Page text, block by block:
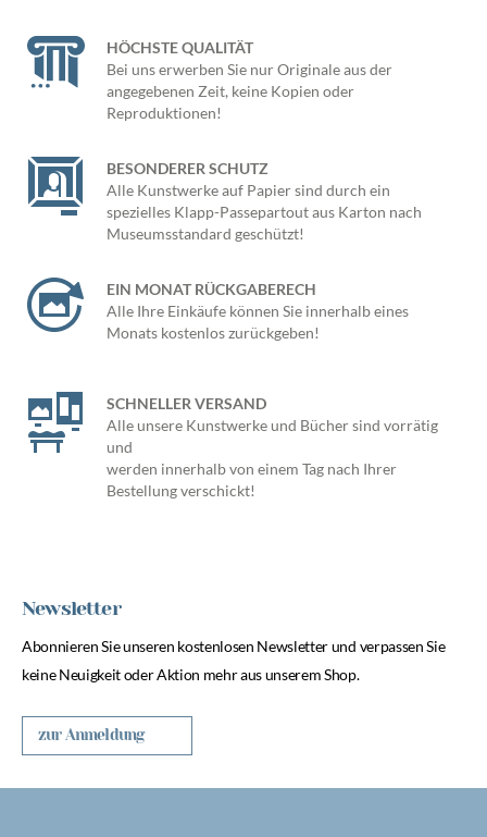
HÖCHSTE QUALITÄT
Bei uns erwerben Sie nur Originale aus der
angegebenen Zeit, keine Kopien oder
Reproduktionen!
BESONDERER SCHUTZ
Alle Kunstwerke auf Papier sind durch ein
spezielles Klapp-Passepartout aus Karton nach
Museumsstandard geschützt!
EIN MONAT RÜCKGABERECH
Alle Ihre Einkäufe können Sie innerhalb eines
Monats kostenlos zurückgeben!
SCHNELLER VERSAND
Alle unsere Kunstwerke und Bücher sind vorrätig
und
werden innerhalb von einem Tag nach Ihrer
Bestellung verschickt!
Newsletter
Abonnieren Sie unseren kostenlosen Newsletter und verpassen Sie
keine Neuigkeit oder Aktion mehr aus unserem Shop.
zur Anmeldung